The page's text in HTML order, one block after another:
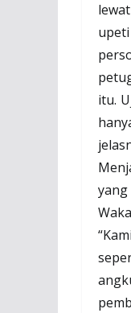
itu.
yang